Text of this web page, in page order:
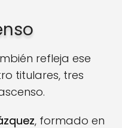
refleja ese
titulares, tres
, formado en